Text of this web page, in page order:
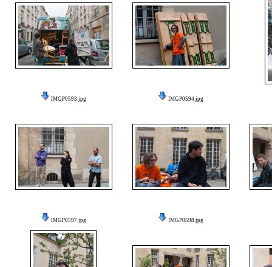
IMGP0593.jpg IMGP0594.jpg
IMGP0597.jpg IMGP0598.jpg